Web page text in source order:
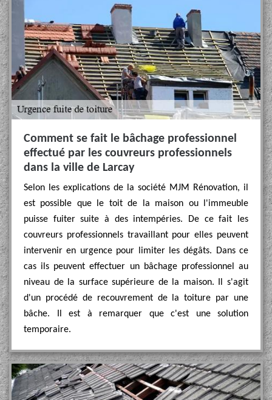
Comment se fait le bâchage professionnel
effectué par les couvreurs professionnels
dans la ville de Larcay
Selon les explications de la société MJM Rénovation, il
est possible que le toit de la maison ou l'immeuble
puisse fuiter suite à des intempéries. De ce fait les
couvreurs professionnels travaillant pour elles peuvent
intervenir en urgence pour limiter les dégâts. Dans ce
cas ils peuvent effectuer un bâchage professionnel au
niveau de la surface supérieure de la maison. Il s'agit
d'un procédé de recouvrement de la toiture par une
bâche. Il est à remarquer que c'est une solution
temporaire.